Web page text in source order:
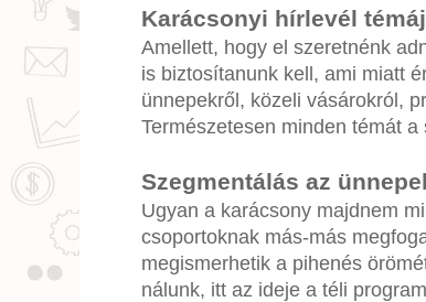
Karácsonyi hírlevél
Amellett, hogy el szeretnénk
is biztosítanunk kell, ami miatt
ünnepekről, közeli vásárokról,
Természetesen minden témát
Szegmentálás az
Ugyan a karácsony majdnem
csoportoknak más-más
megismerhetik a pihenés
nálunk, itt az ideje a téli